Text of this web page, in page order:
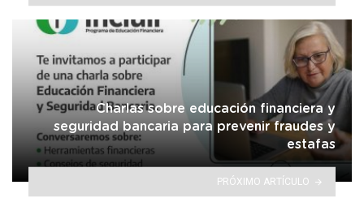
Charlas sobre educación financiera y
seguridad bancaria para prevenir fraudes y
estafas
PRÓXIMO ARTÍCULO